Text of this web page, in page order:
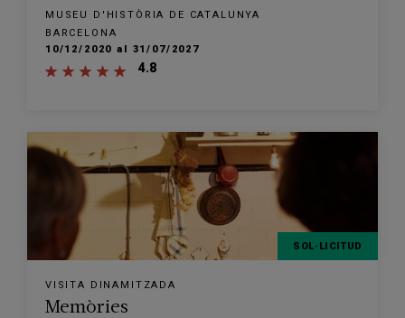
MUSEU D'HISTÒRIA DE CATALUNYA
BARCELONA
10/12/2020 al 31/07/2027
4.8
SOL·LICITUD
VISITA DINAMITZADA
Memòries